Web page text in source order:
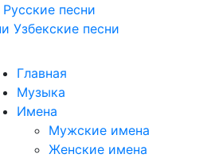
Русские песни
Узбекские песни
Главная
Музыка
Имена
Мужские имена
Женские имена